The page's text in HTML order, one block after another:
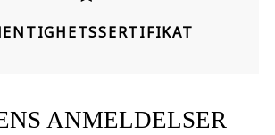
ANMELDELSER